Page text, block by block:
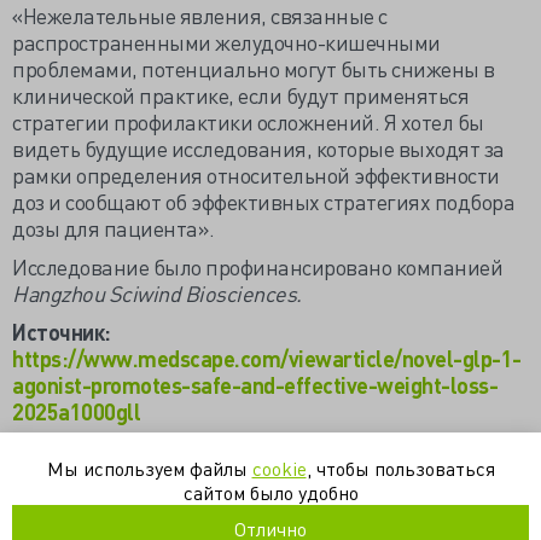
«Нежелательные явления, связанные с
распространенными желудочно-кишечными
проблемами, потенциально могут быть снижены в
клинической практике, если будут применяться
стратегии профилактики осложнений. Я хотел бы
видеть будущие исследования, которые выходят за
рамки определения относительной эффективности
доз и сообщают об эффективных стратегиях подбора
дозы для пациента».
Исследование было профинансировано компанией
Hangzhou Sciwind Biosciences.
Источник:
https://www.medscape.com/viewarticle/novel-glp-1-
agonist-promotes-safe-and-effective-weight-loss-
2025a1000gll
агонисты рецепторов гпп-1 гпп-1
ожирение
терапия
Мы используем файлы cookie , чтобы пользоваться
сайтом было удобно
Отлично